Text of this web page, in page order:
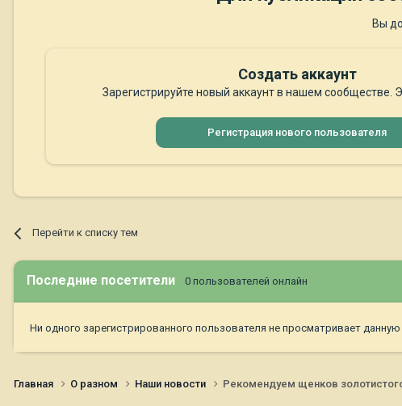
Вы
Создать аккаунт
Зарегистрируйте новый аккаунт в нашем сообществе.
Регистрация нового пользователя
Перейти к списку тем
Последние посетители 0 пользователей онлайн
Ни одного зарегистрированного пользователя не просматривает данную
Главная О разном Наши новости Рекомендуем щенков